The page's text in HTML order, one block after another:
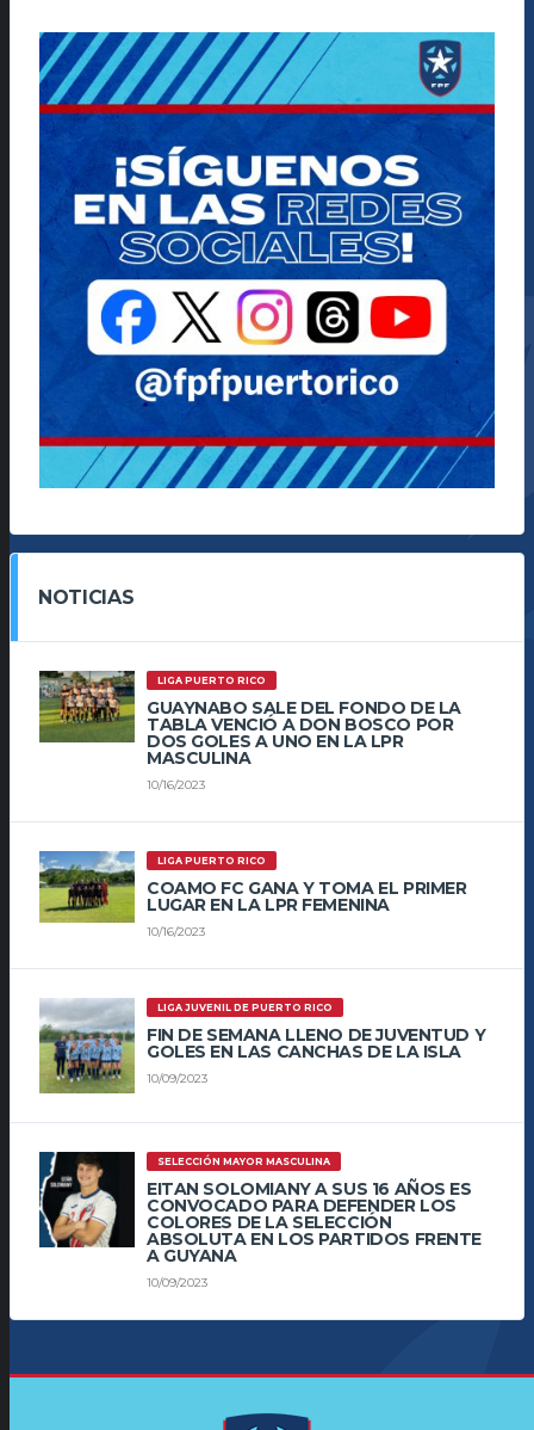
NOTICIAS
LIGA PUERTO RICO
GUAYNABO SALE DEL FONDO DE LA
TABLA VENCIÓ A DON BOSCO POR
DOS GOLES A UNO EN LA LPR
MASCULINA
10/16/2023
LIGA PUERTO RICO
COAMO FC GANA Y TOMA EL PRIMER
LUGAR EN LA LPR FEMENINA
10/16/2023
LIGA JUVENIL DE PUERTO RICO
FIN DE SEMANA LLENO DE JUVENTUD Y
GOLES EN LAS CANCHAS DE LA ISLA
10/09/2023
SELECCIÓN MAYOR MASCULINA
EITAN SOLOMIANY A SUS 16 AÑOS ES
CONVOCADO PARA DEFENDER LOS
COLORES DE LA SELECCIÓN
ABSOLUTA EN LOS PARTIDOS FRENTE
A GUYANA
10/09/2023